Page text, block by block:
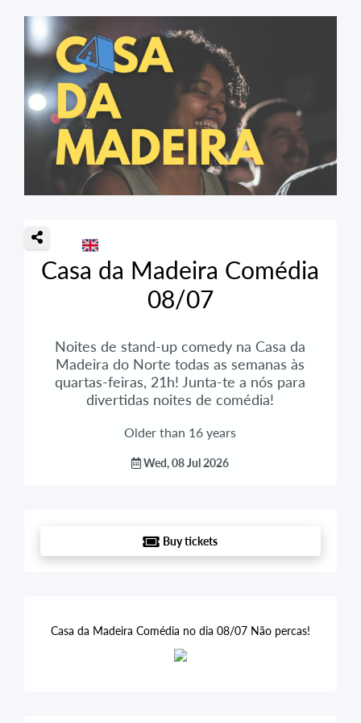
Casa da Madeira Comédia
08/07
Noites de stand-up comedy na Casa da
Madeira do Norte todas as semanas às
quartas-feiras, 21h! Junta-te a nós para
divertidas noites de comédia!
Older than 16 years
Wed, 08 Jul 2026
Buy tickets
Casa da Madeira Comédia no dia 08/07 Não percas!